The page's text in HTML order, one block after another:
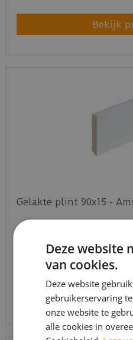
Bekijk
Gelakte plint 90x15 -
75
Bekijk
BEREIKBAARHEID
In verband met
t/m 14 augustus
bereikbaar.
Bestelling worden
Deze website
van cookies.
Deze website
gebruikerservaring
onze website te
alle cookies in